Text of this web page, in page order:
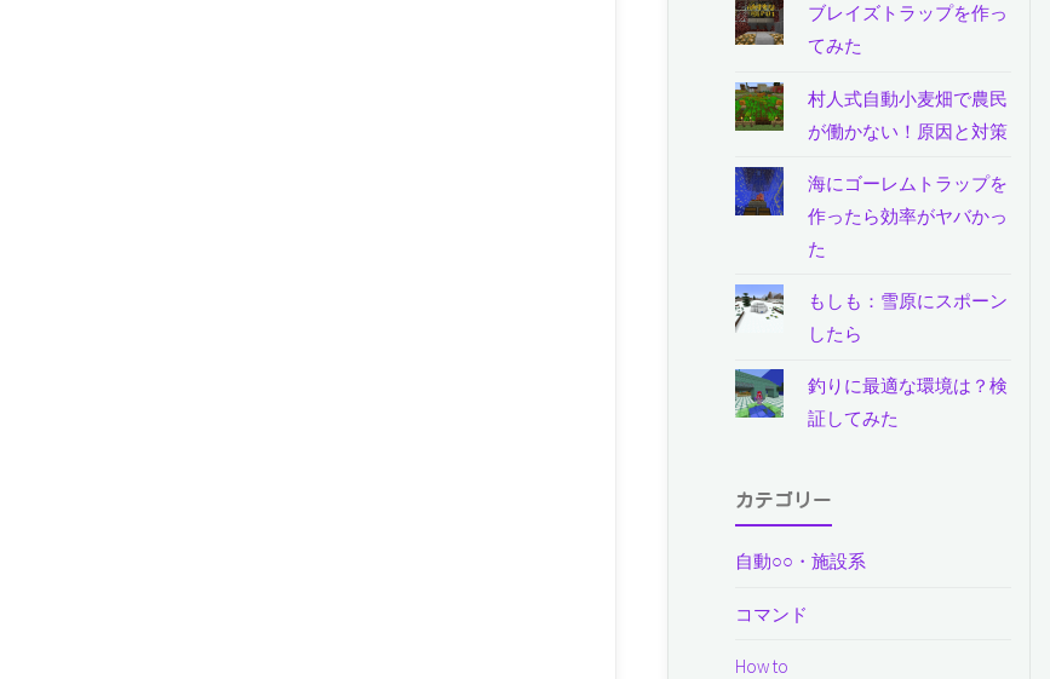
ブレイズトラップを作っ
てみた
村人式自動小麦畑で農民
が働かない！原因と対策
海にゴーレムトラップを
作ったら効率がヤバかっ
た
もしも：雪原にスポーン
したら
釣りに最適な環境は？検
証してみた
カテゴリー
自動○○・施設系
コマンド
How to